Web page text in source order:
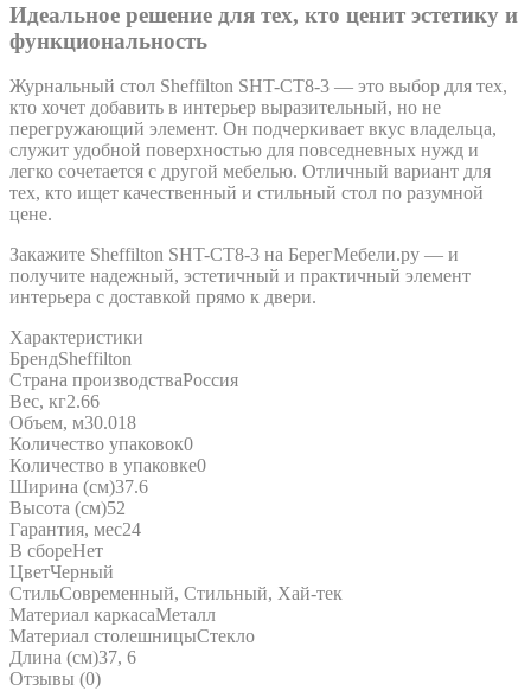
Идеальное решение для тех, кто ценит эстетику и
функциональность
Журнальный стол Sheffilton SHT-CT8-3 — это выбор для тех,
кто хочет добавить в интерьер выразительный, но не
перегружающий элемент. Он подчеркивает вкус владельца,
служит удобной поверхностью для повседневных нужд и
легко сочетается с другой мебелью. Отличный вариант для
тех, кто ищет качественный и стильный стол по разумной
цене.
Закажите Sheffilton SHT-CT8-3 на БерегМебели.ру — и
получите надежный, эстетичный и практичный элемент
интерьера с доставкой прямо к двери.
Характеристики
БрендSheffilton
Страна производстваРоссия
Вес, кг2.66
Объем, м30.018
Количество упаковок0
Количество в упаковке0
Ширина (см)37.6
Высота (см)52
Гарантия, мес24
В сбореНет
ЦветЧерный
СтильСовременный, Стильный, Хай-тек
Материал каркасаМеталл
Материал столешницыСтекло
Длина (см)37, 6
Отзывы (0)